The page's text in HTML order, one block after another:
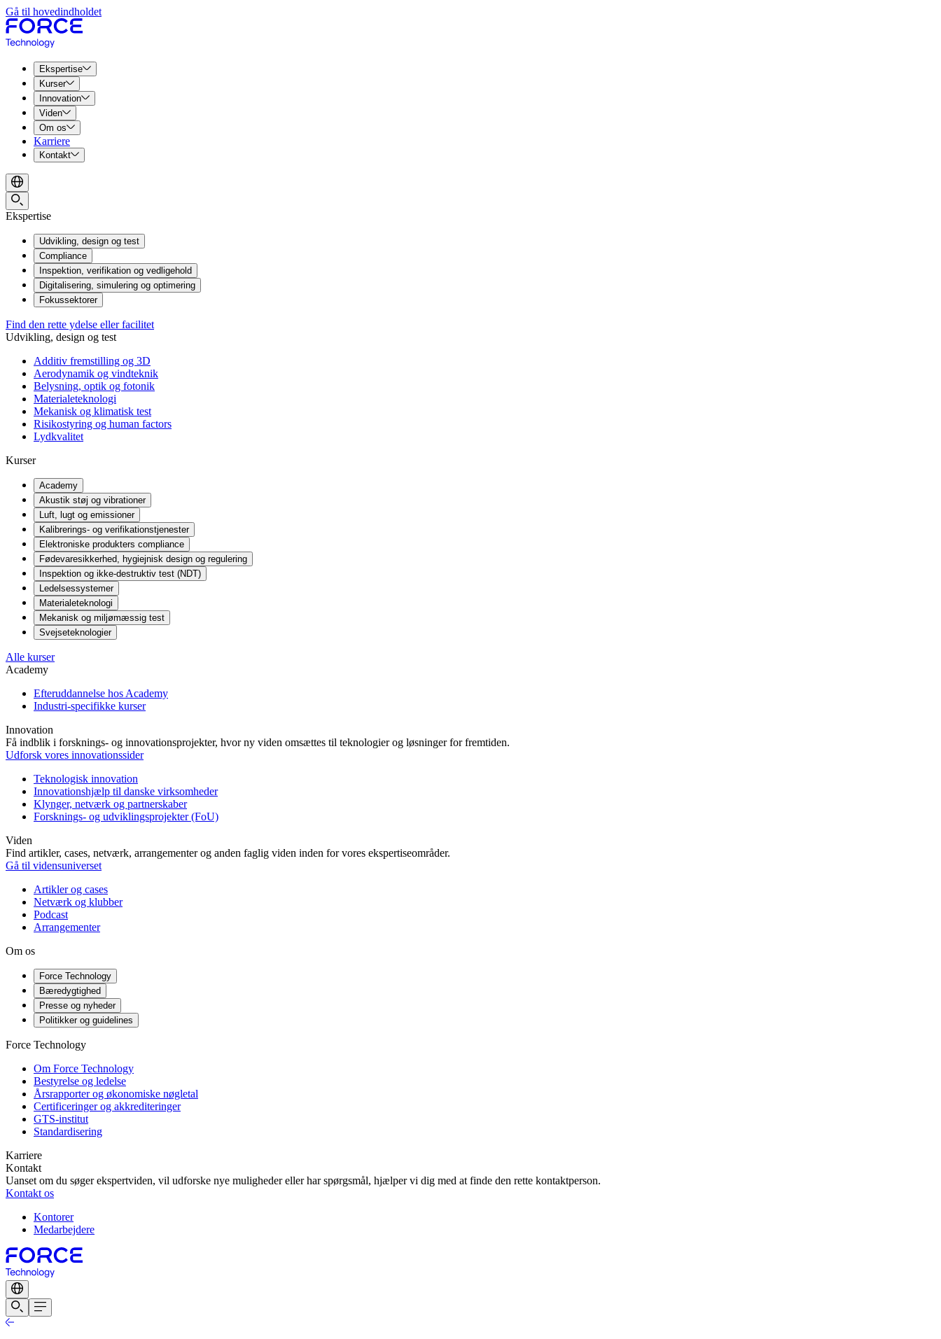
Gå til hovedindholdet
Ekspertise
Kurser
Innovation
Viden
Om os
Karriere
Kontakt
Ekspertise
Udvikling, design og test
Compliance
Inspektion, verifikation og vedligehold
Digitalisering, simulering og optimering
Fokussektorer
Find den rette ydelse eller facilitet
Udvikling, design og test
Additiv fremstilling og 3D
Aerodynamik og vindteknik
Belysning, optik og fotonik
Materialeteknologi
Mekanisk og klimatisk test
Risikostyring og human factors
Lydkvalitet
Kurser
Academy
Akustik støj og vibrationer
Luft, lugt og emissioner
Kalibrerings- og verifikationstjenester
Elektroniske produkters compliance
Fødevaresikkerhed, hygiejnisk design og regulering
Inspektion og ikke-destruktiv test (NDT)
Ledelsessystemer
Materialeteknologi
Mekanisk og miljømæssig test
Svejseteknologier
Alle kurser
Academy
Efteruddannelse hos Academy
Industri-specifikke kurser
Innovation
Få indblik i forsknings- og innovationsprojekter, hvor ny viden omsættes til teknologier og løsninger for fremtiden.
Udforsk vores innovationssider
Teknologisk innovation
Innovationshjælp til danske virksomheder
Klynger, netværk og partnerskaber
Forsknings- og udviklingsprojekter (FoU)
Viden
Find artikler, cases, netværk, arrangementer og anden faglig viden inden for vores ekspertiseområder.
Gå til vidensuniverset
Artikler og cases
Netværk og klubber
Podcast
Arrangementer
Om os
Force Technology
Bæredygtighed
Presse og nyheder
Politikker og guidelines
Force Technology
Om Force Technology
Bestyrelse og ledelse
Årsrapporter og økonomiske nøgletal
Certificeringer og akkrediteringer
GTS-institut
Standardisering
Karriere
Kontakt
Uanset om du søger ekspertviden, vil udforske nye muligheder eller har spørgsmål, hjælper vi dig med at finde den rette kontaktperson.
Kontakt os
Kontorer
Medarbejdere